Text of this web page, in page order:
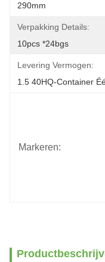
290mm
Verpakking Details:
10pcs *24bgs
Levering Vermogen:
1.5 40HQ-Container
Markeren: